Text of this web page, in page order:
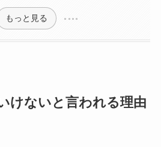
もっと見る
けないと言われる理由